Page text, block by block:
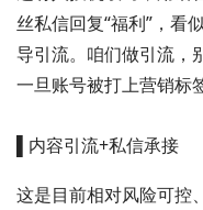
丝私信回复“福利”，看
导引流。咱们做引流，
一旦账号被打上营销标
▌内容引流+私信承接
这是目前相对风险可控